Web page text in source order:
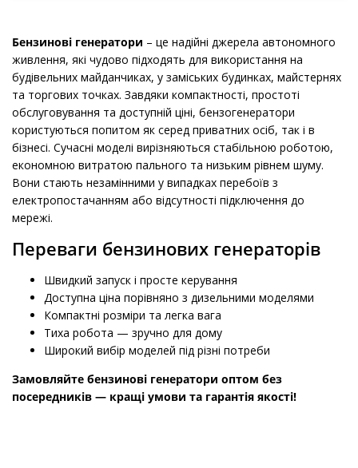
Бензинові генератори – це надійні джерела автономного
живлення, які чудово підходять для використання на
будівельних майданчиках, у заміських будинках, майстернях
та торгових точках. Завдяки компактності, простоті
обслуговування та доступній ціні, бензогенератори
користуються попитом як серед приватних осіб, так і в
бізнесі. Сучасні моделі вирізняються стабільною роботою,
економною витратою пального та низьким рівнем шуму.
Вони стають незамінними у випадках перебоїв з
електропостачанням або відсутності підключення до
мережі.
Переваги бензинових генераторів
Швидкий запуск і просте керування
Доступна ціна порівняно з дизельними моделями
Компактні розміри та легка вага
Тиха робота — зручно для дому
Широкий вибір моделей під різні потреби
Замовляйте бензинові генератори оптом без
посередників — кращі умови та гарантія якості!